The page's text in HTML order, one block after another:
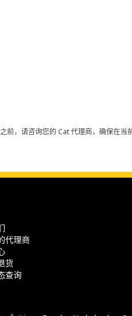
，请咨询您的 Cat 代理商，确保在
代理商
货
查询